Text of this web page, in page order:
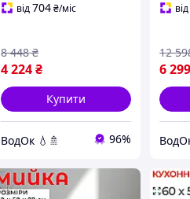
сталі 80x50 ривом зліва
від704₴/міс
4 224₴
8 448 ₴
Купити
ВодОк 💧🚿 96%
від
6 299
12